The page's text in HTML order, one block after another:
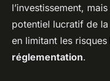
l’investissement,
potentiel lucratif de
en limitant les risques
réglementation.